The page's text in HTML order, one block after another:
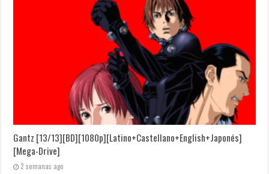
Gantz [13/13][BD][1080p][Latino+Castellano+English+Japonés]
[Mega-Drive]
2 semanas ago